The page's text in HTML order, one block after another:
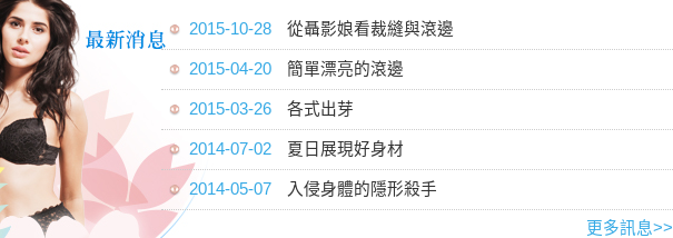
2015-10-28 從聶影娘看裁縫與滾邊
2015-04-20 簡單漂亮的滾邊
2015-03-26 各式出芽
2014-07-02 夏日展現好身材
2014-05-07 入侵身體的隱形殺手
更多訊息>>